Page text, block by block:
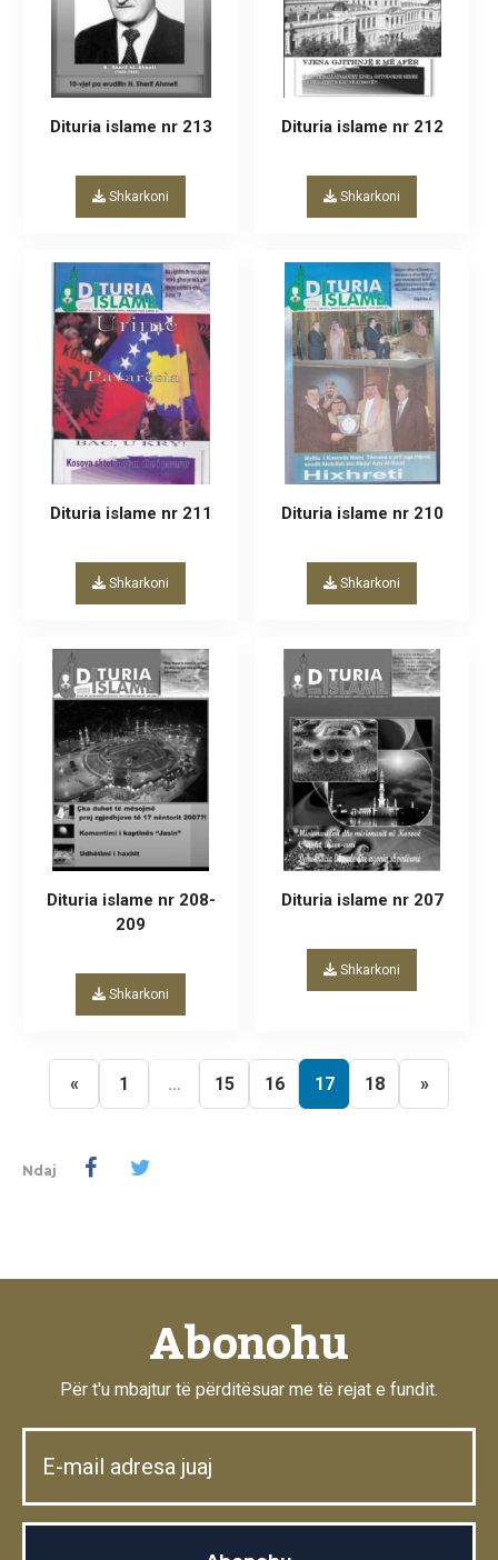
Dituria islame nr 213
Shkarkoni
Dituria islame nr 212
Shkarkoni
Dituria islame nr 211
Shkarkoni
Dituria islame nr 210
Shkarkoni
Dituria islame nr 208-
209
Shkarkoni
Dituria islame nr 207
Shkarkoni
« 1 … 15 16 17 18 »
Ndaj
Abonohu
Për t'u mbajtur të përditësuar me të rejat e fundit.